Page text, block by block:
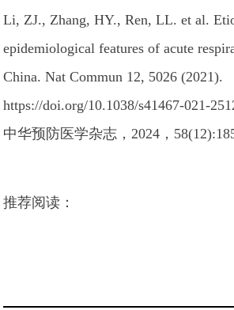
Li, ZJ., Zhang, HY., Ren, LL. et al.
epidemiological features of acute
China. Nat Commun 12, 5026 (2021).
https://doi.org/10.1038/s41467-021-
中华预防医学杂志，2024，
推荐阅读：